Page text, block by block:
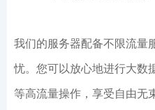
我们的服务器配备不限流量
忧。您可以放心地进行大数
等高流量操作，享受自由无